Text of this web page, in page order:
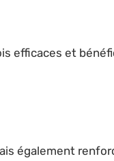
efficaces et
également